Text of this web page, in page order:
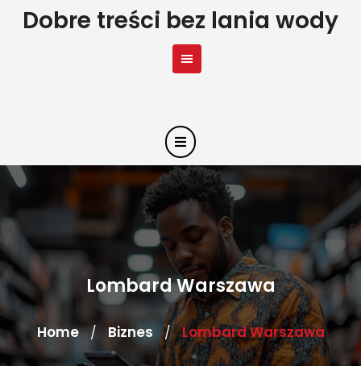
SkipDobre treści bez lania wody
Lombard Warszawa
Home / Biznes / Lombard Warszawa